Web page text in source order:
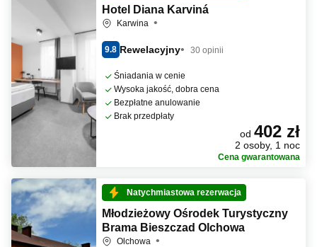
Hotel Diana Karviná
Karwina
9.8 Rewelacyjny 30 opinii
Śniadania w cenie
Wysoka jakość, dobra cena
Bezpłatne anulowanie
Brak przedpłaty
od 402 zł
2 osoby, 1 noc
Cena gwarantowana
Natychmiastowa rezerwacja
Młodzieżowy Ośrodek Turystyczny
Brama Bieszczad Olchowa
Olchowa